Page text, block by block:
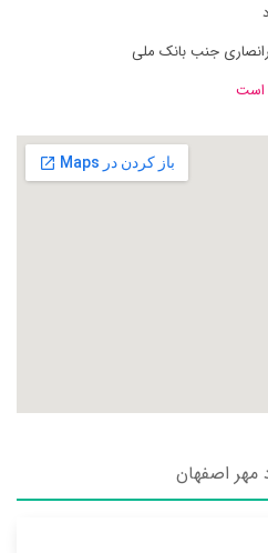
جنب بانک ملی
است
مهر اصفهان